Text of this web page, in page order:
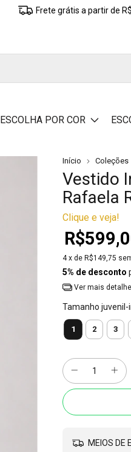
Frete grátis a partir de
ESCOLHA POR COR
Início Coleções
Vestido
Rafaela
Clique e veja!
4 x de R$149,75
5% de desconto
Ver mais
Tamanho
1 2 3
MEIOS DE